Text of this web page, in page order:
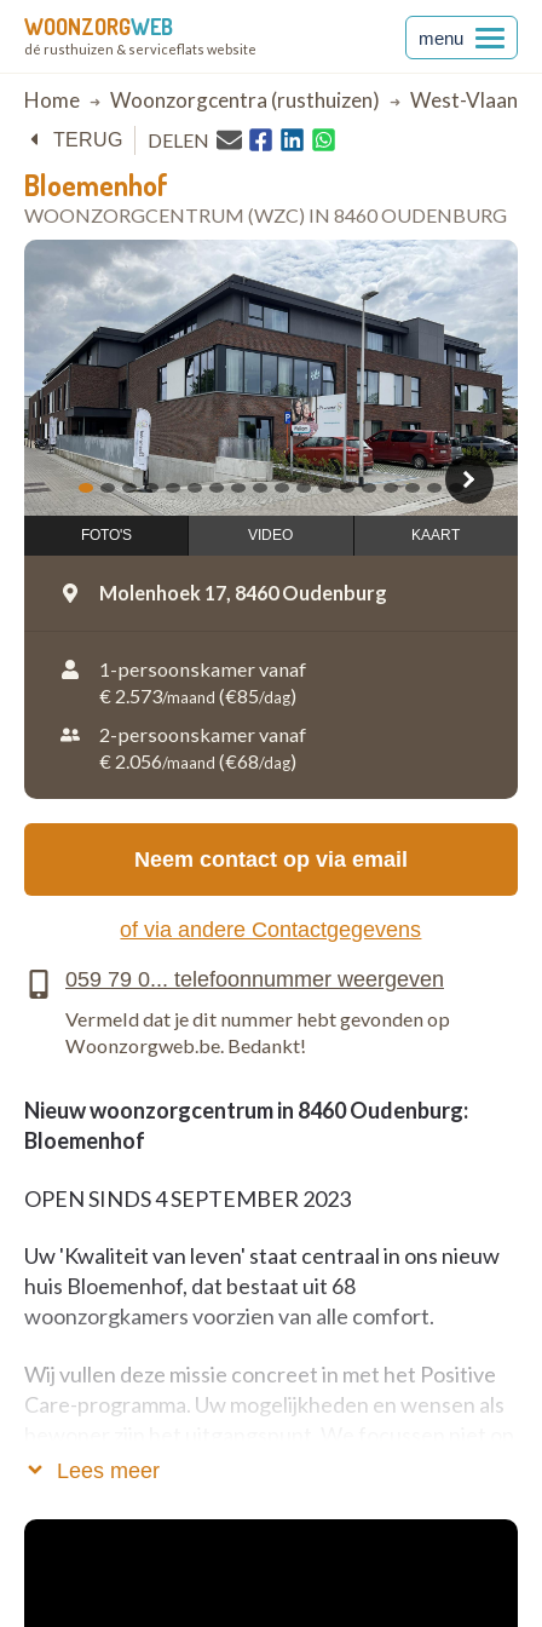
WOONZORGWEB
dé rusthuizen & serviceflats website
menu
Breadcrumb
Home Woonzorgcentra (rusthuizen) West-
Bloemenhof
WOONZORGCENTRUM (WZC) IN 8460 OUDENBURG
TERUG DELEN
1 2 3 4 5 6 7 8 9 101112131415161718
open in Google Maps
FOTO'S VIDEO KAART
Molenhoek 17, 8460 Oudenburg
1-persoonskamer vanaf
€ 2.573/maand (€85/dag)
2-persoonskamer vanaf
€ 2.056/maand (€68/dag)
Nieuw woonzorgcentrum in 8460 Oudenburg:
Bloemenhof
OPEN SINDS 4 SEPTEMBER 2023
Uw 'Kwaliteit van leven' staat centraal in ons nieuw
huis Bloemenhof, dat bestaat uit 68
woonzorgkamers voorzien van alle comfort.
Wij vullen deze missie concreet in met het Positive
Care-programma. Uw mogelijkheden en wensen als
beperkingen.
We willen dat u zich goed voelt in uw nieuwe thuis.
Lees meer
Neem contact op via email
of via andere Contactgegevens
Vermeld dat je dit nummer hebt gevonden op
Woonzorgweb.be. Bedankt!